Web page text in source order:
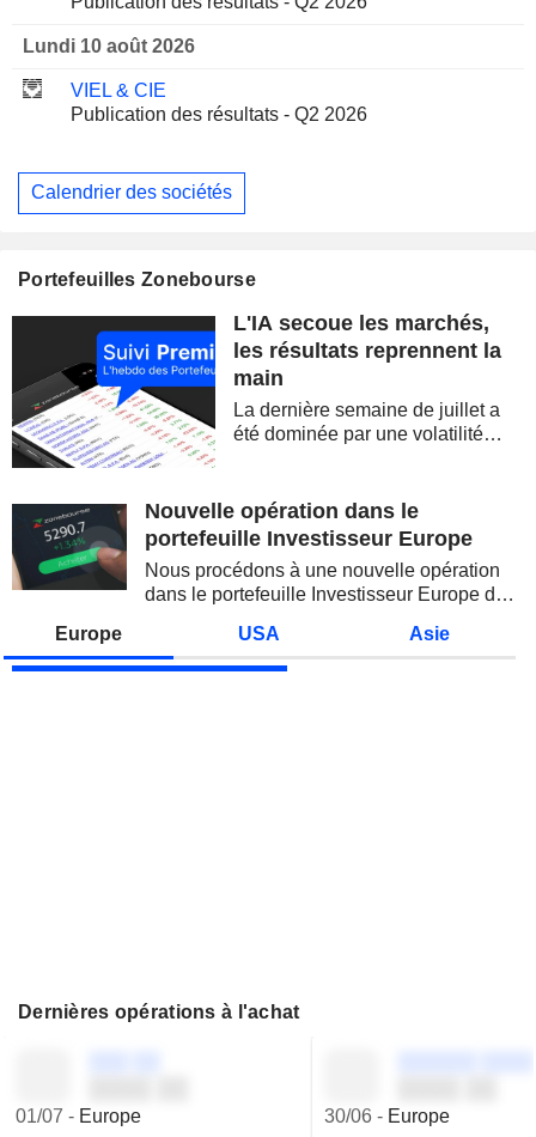
Lundi 10 août 2026
VIEL & CIE
Publication des résultats - Q2 2026
Calendrier des sociétés
Portefeuilles Zonebourse
L'IA secoue les marchés,
les résultats reprennent la
main
La dernière semaine de juillet a
été dominée par une volatilité
semi-conducteurs. Les
inquiétudes sur la soutenabilité
Nouvelle opération dans le
portefeuille Investisseur Europe
Nous procédons à une nouvelle opération
dans le portefeuille Investisseur Europe de
Europe USA Asie
Dernières opérations à l'achat
01/07 - Europe 30/06- Europe